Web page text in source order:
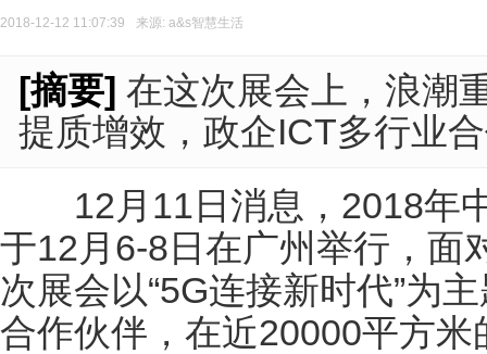
2018-12-12 11:07:39 来源: a&s智慧生活
[摘要] 在这次展会上，浪潮
提质增效，政企ICT多行业
12月11日消息，2018年
于12月6-8日在广州举行，面
次展会以“5G连接新时代”为
合作伙伴，在近20000平方